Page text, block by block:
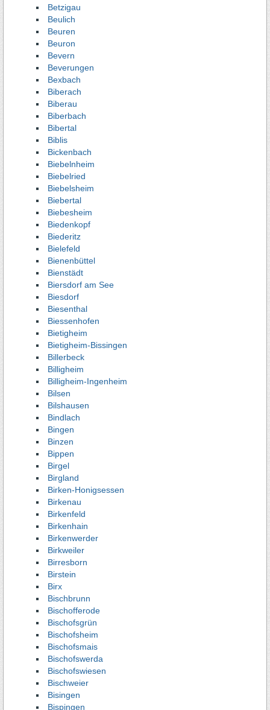
Betzigau
Beulich
Beuren
Beuron
Bevern
Beverungen
Bexbach
Biberach
Biberau
Biberbach
Bibertal
Biblis
Bickenbach
Biebelnheim
Biebelried
Biebelsheim
Biebertal
Biebesheim
Biedenkopf
Biederitz
Bielefeld
Bienenbüttel
Bienstädt
Biersdorf am See
Biesdorf
Biesenthal
Biessenhofen
Bietigheim
Bietigheim-Bissingen
Billerbeck
Billigheim
Billigheim-Ingenheim
Bilsen
Bilshausen
Bindlach
Bingen
Binzen
Bippen
Birgel
Birgland
Birken-Honigsessen
Birkenau
Birkenfeld
Birkenhain
Birkenwerder
Birkweiler
Birresborn
Birstein
Birx
Bischbrunn
Bischofferode
Bischofsgrün
Bischofsheim
Bischofsmais
Bischofswerda
Bischofswiesen
Bischweier
Bisingen
Bispingen